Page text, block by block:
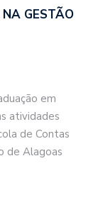
GESTÃO
em
atividades
de Contas
de Alagoas